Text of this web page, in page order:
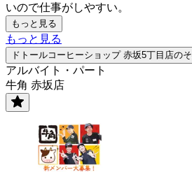
いので仕事がしやすい。
もっと見る
もっと見る
ドトールコーヒーショップ 赤坂5丁目店の
アルバイト・パート
牛角 赤坂店